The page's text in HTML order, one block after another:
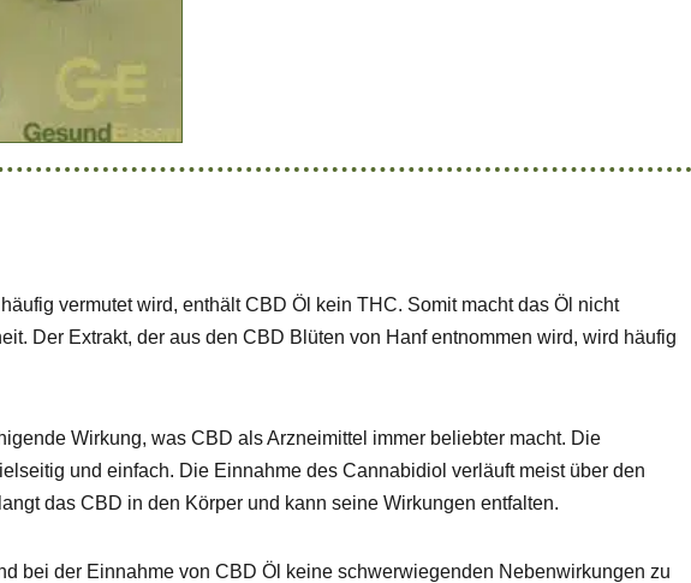
vermutet wird, enthält CBD Öl kein THC. Somit macht das Öl nicht
Der Extrakt, der aus den CBD Blüten von Hanf entnommen wird, wird häufig
Wirkung, was CBD als Arzneimittel immer beliebter macht. Die
und einfach. Die Einnahme des Cannabidiol verläuft meist über den
das CBD in den Körper und kann seine Wirkungen entfalten.
bei der Einnahme von CBD Öl keine schwerwiegenden Nebenwirkungen zu